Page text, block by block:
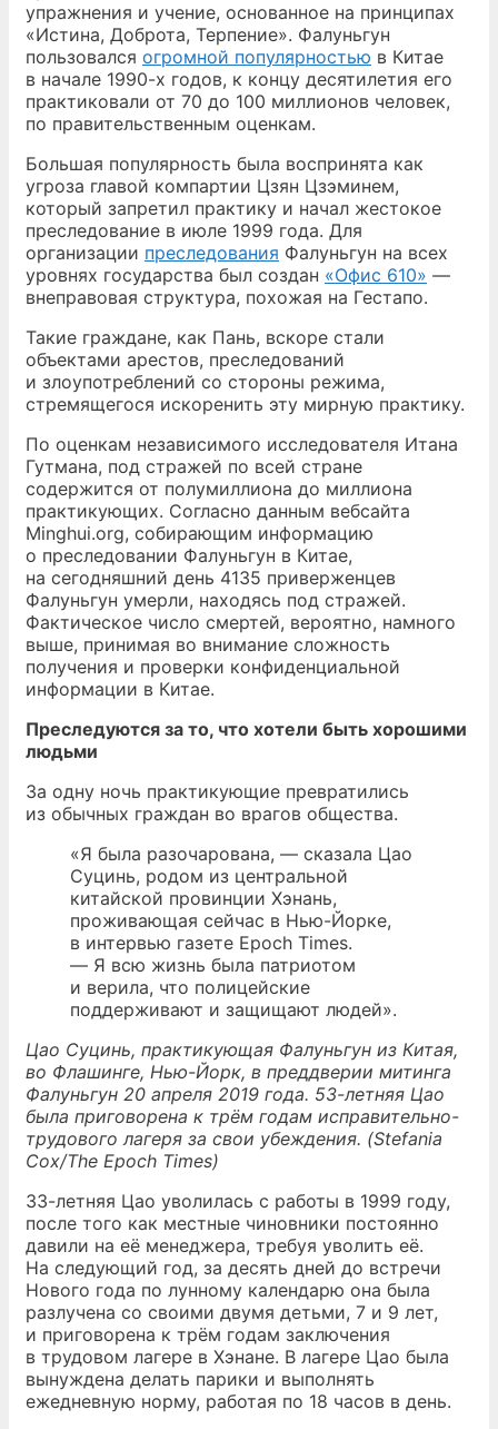
упражнения и учение, основанное на принципах
«Истина, Доброта, Терпение». Фалуньгун
пользовался огромной популярностью в Китае
в начале 1990-х годов, к концу десятилетия его
практиковали от 70 до 100 миллионов человек,
по правительственным оценкам.
Большая популярность была воспринята как
угроза главой компартии Цзян Цзэминем,
который запретил практику и начал жестокое
преследование в июле 1999 года. Для
организации преследования Фалуньгун на всех
уровнях государства был создан «Офис 610» —
внеправовая структура, похожая на Гестапо.
Такие граждане, как Пань, вскоре стали
объектами арестов, преследований
и злоупотреблений со стороны режима,
стремящегося искоренить эту мирную практику.
По оценкам независимого исследователя Итана
Гутмана, под стражей по всей стране
содержится от полумиллиона до миллиона
практикующих. Согласно данным вебсайта
Minghui.org, собирающим информацию
о преследовании Фалуньгун в Китае,
на сегодняшний день 4135 приверженцев
Фалуньгун умерли, находясь под стражей.
Фактическое число смертей, вероятно, намного
выше, принимая во внимание сложность
получения и проверки конфиденциальной
информации в Китае.
Преследуются за то, что хотели быть хорошими
людьми
За одну ночь практикующие превратились
из обычных граждан во врагов общества.
«Я была разочарована, — сказала Цао
Суцинь, родом из центральной
китайской провинции Хэнань,
проживающая сейчас в Нью-Йорке,
в интервью газете Epoch Times.
— Я всю жизнь была патриотом
и верила, что полицейские
поддерживают и защищают людей».
Цао Суцинь, практикующая Фалуньгун из Китая,
во Флашинге, Нью-Йорк, в преддверии митинга
Фалуньгун 20 апреля 2019 года. 53-летняя Цао
была приговорена к трём годам исправительно-
трудового лагеря за свои убеждения. (Stefania
Cox/The Epoch Times)
33-летняя Цао уволилась с работы в 1999 году,
после того как местные чиновники постоянно
давили на её менеджера, требуя уволить её.
На следующий год, за десять дней до встречи
Нового года по лунному календарю она была
разлучена со своими двумя детьми, 7 и 9 лет,
и приговорена к трём годам заключения
в трудовом лагере в Хэнане. В лагере Цао была
вынуждена делать парики и выполнять
ежедневную норму, работая по 18 часов в день.